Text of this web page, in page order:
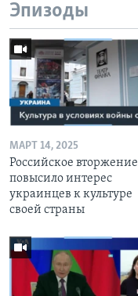
Эпизоды
МАРТ 14, 2025
Российское вторжение
повысило интерес
украинцев к культуре
своей страны